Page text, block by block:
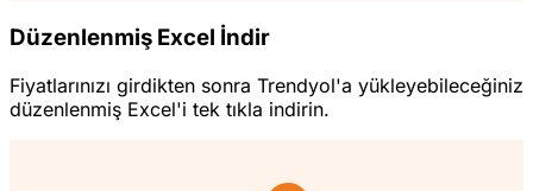
Düzenlenmiş Excel İndir
Fiyatlarınızı girdikten sonra Trendyol'a yükleyebileceğiniz
düzenlenmiş Excel'i tek tıkla indirin.